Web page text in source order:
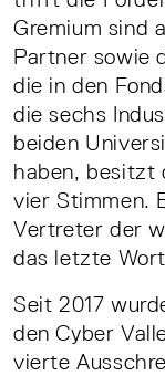
Gremium sind
Partner sowie
die in den
die sechs
beiden
haben, besitzt
vier Stimmen.
Vertreter der
das letzte
Seit 2017
den Cyber
vierte